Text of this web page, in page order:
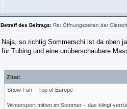
Betreff des Beitrags: Re: Öffnungszeiten der
Naja, so richtig Sommerschi ist da oben
für Tubing und eine unüberschaubare
Zitat:
Snow Fun – Top of Europe
Wintersport mitten im Sommer – das klingt